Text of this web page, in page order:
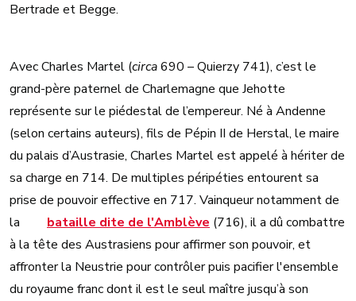
Bertrade et Begge.
Avec Charles Martel (circa690 – Quierzy 741), c’est le
grand-père paternel de Charlemagne que Jehotte
représente sur le piédestal de l’empereur. Né à Andenne
(selon certains auteurs), fils de Pépin II de Herstal, le maire
du palais d’Austrasie, Charles Martel est appelé à hériter de
sa charge en 714. De multiples péripéties entourent sa
prise de pouvoir effective en 717. Vainqueur notamment de
la
bataille dite de l'Amblève (716), il a dû combattre
à la tête des Austrasiens pour affirmer son pouvoir, et
affronter la Neustrie pour contrôler puis pacifier l'ensemble
du royaume franc dont il est le seul maître jusqu’à son